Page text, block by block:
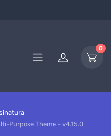
0
Purpose Theme – v4.15.0